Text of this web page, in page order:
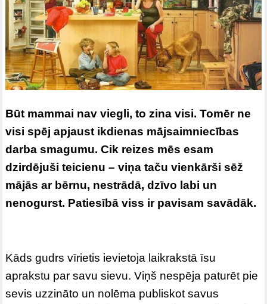
Būt mammai nav viegli, to zina visi. Tomēr ne
visi spēj apjaust ikdienas mājsaimniecības
darba smagumu. Cik reizes mēs esam
dzirdējuši teicienu – viņa taču vienkārši sēž
mājās ar bērnu, nestrādā, dzīvo labi un
nenogurst. Patiesībā viss ir pavisam savādāk.
Kāds gudrs vīrietis ievietoja laikrakstā īsu
aprakstu par savu sievu. Viņš nespēja paturēt pie
sevis uzzināto un nolēma publiskot savus